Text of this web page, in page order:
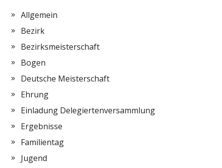
Allgemein
Bezirk
Bezirksmeisterschaft
Bogen
Deutsche Meisterschaft
Ehrung
Einladung Delegiertenversammlung
Ergebnisse
Familientag
Jugend